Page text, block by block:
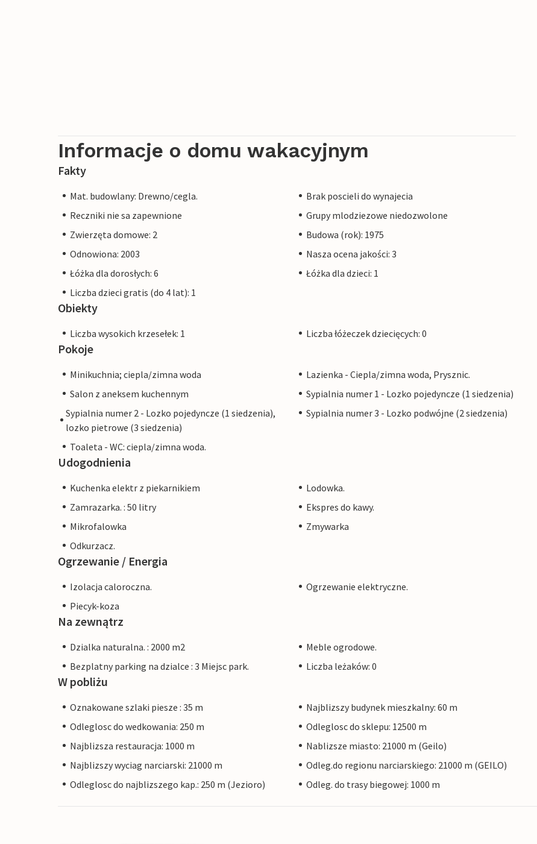
Informacje o domu wakacyjnym
Fakty
Mat. budowlany: Drewno/cegla.
Brak poscieli do wynajecia
Reczniki nie sa zapewnione
Grupy mlodziezowe niedozwolone
Zwierzęta domowe: 2
Budowa (rok): 1975
Odnowiona: 2003
Nasza ocena jakości: 3
Łóżka dla dorosłych: 6
Łóżka dla dzieci: 1
Liczba dzieci gratis (do 4 lat): 1
Obiekty
Liczba wysokich krzesełek: 1 Liczba łóżeczek dziecięcych: 0
Pokoje
Minikuchnia; ciepla/zimna woda
Lazienka - Ciepla/zimna woda, Prysznic.
Salon z aneksem kuchennym
Sypialnia numer 1 - Lozko pojedyncze (1 siedzenia)
Sypialnia numer 2 - Lozko pojedyncze (1 siedzenia),
lozko pietrowe (3 siedzenia)
Sypialnia numer 3 - Lozko podwójne (2 siedzenia)
Toaleta - WC: ciepla/zimna woda.
Udogodnienia
Kuchenka elektr z piekarnikiem
Lodowka.
Zamrazarka. : 50 litry
Ekspres do kawy.
Mikrofalowka
Zmywarka
Odkurzacz.
Ogrzewanie / Energia
Izolacja caloroczna.
Ogrzewanie elektryczne.
Piecyk-koza
Na zewnątrz
Dzialka naturalna. : 2000 m2
Meble ogrodowe.
Bezplatny parking na dzialce : 3 Miejsc park.
Liczba leżaków: 0
W pobliżu
Oznakowane szlaki piesze : 35 m
Najblizszy budynek mieszkalny: 60 m
Odleglosc do wedkowania: 250 m
Odleglosc do sklepu: 12500 m
Najblizsza restauracja: 1000 m
Nablizsze miasto: 21000 m (Geilo)
Najblizszy wyciag narciarski: 21000 m
Odleg.do regionu narciarskiego: 21000 m (GEILO)
Odleglosc do najblizszego kap.: 250 m (Jezioro)
Odleg. do trasy biegowej: 1000 m